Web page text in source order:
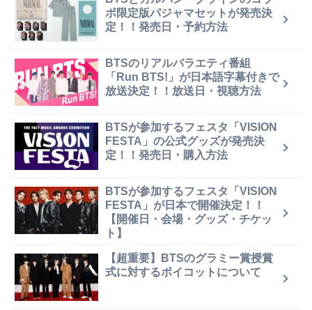
ボ限定版パジャマセットが発売決
定！！発売日・予約方法
BTSのリアルバラエティ番組
「Run BTS!」が日本語字幕付きで
放送決定！！放送日・視聴方法
BTSが参加するフェスタ「VISION
FESTA」の公式グッズが発売決
定！！発売日・購入方法
BTSが参加するフェスタ「VISION
FESTA」が日本で開催決定！！
【開催日・会場・グッズ・チケッ
ト】
【超重要】BTSのグラミー賞授賞
式に対するボイコットについて